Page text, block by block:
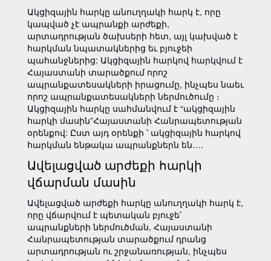
Ակցիզային հարկը անուղղակի հարկ է, որը
կապված չէ ապրանքի արժեքի,
արտադրության ծախսերի հետ, այլ կախված է
հարկման նպատակներից եւ բյուջեի
պահանջներից: Ակցիզային հարկով հարկվում է
Հայաստանի տարածքում որոշ
ապրանքատեսակների իրացումը, ինչպես նաեւ
որոշ ապրանքատեսակների ներմուծումը ։
Ակցիզային հարկը սահմանվում է “ակցիզային
հարկի մասին”Հայաստանի Հանրապետության
օրենքով: Ըստ այդ օրենքի ՝ ակցիզային հարկով
հարկման ենթակա ապրանքներն են….
Ավելացված արժեքի հարկի
վճարման մասին
Ավելացված արժեքի հարկը անուղղակի հարկ է,
որը վճարվում է պետական բյուջե՝
ապրանքների ներմուծման, Հայաստանի
Հանրապետության տարածքում դրանց
արտադրության ու շրջանառության, ինչպես